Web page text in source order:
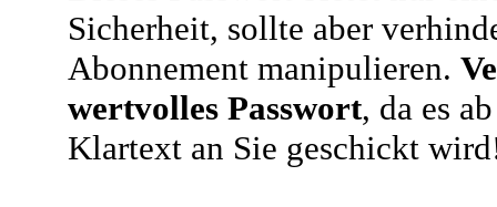
Sicherheit, sollte aber
Abonnement manipulieren.
wertvolles Passwort, da es
Klartext an Sie geschickt